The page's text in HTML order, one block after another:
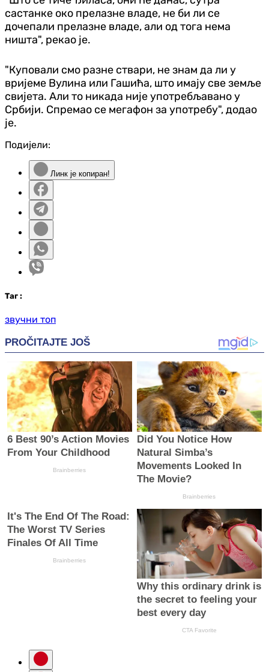
састанке око прелазне владе, не би ли се
дочепали прелазне владе, али од тога нема
ништа", рекао је.
"Куповали смо разне ствари, не знам да ли у
вријеме Вулина или Гашића, што имају све земље
свијета. Али то никада није употребљавано у
Србији. Спремао се мегафон за употребу", додао
је.
Подијели:
Линк је копиран!
Таг :
звучни топ